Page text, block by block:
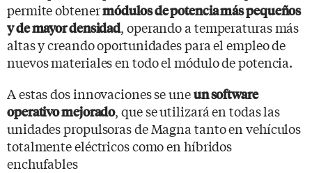
permite obtenermódulos de potencia más pequeños
y de mayor densidad, operando a temperaturas más
altas y creando oportunidades para el empleo de
nuevos materiales en todo el módulo de potencia.
A estas dos innovaciones se uneun software
operativo mejorado, que se utilizará en todas las
unidades propulsoras de Magna tanto en vehículos
totalmente eléctricos como en híbridos
enchufables